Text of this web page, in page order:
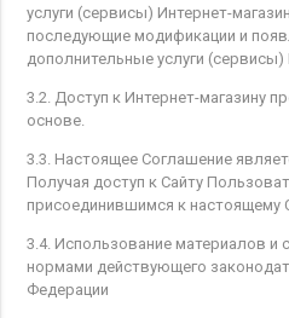
услуги (сервисы) Интернет-
последующие модификации и
дополнительные услуги (сервисы)
3.2. Доступ к Интернет-магазину
основе.
3.3. Настоящее Соглашение
Получая доступ к Сайту
присоединившимся к настоящему
3.4. Использование материалов и
нормами действующего
Федерации